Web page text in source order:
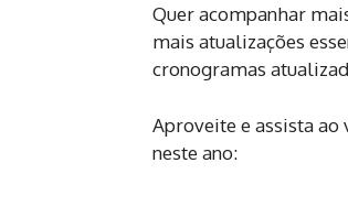
Quer acompanhar
mais atualizações
cronogramas
Aproveite e assista
neste ano: